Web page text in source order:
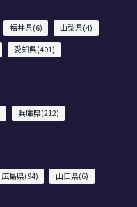
福井県(6)
山梨県(4)
愛知県(401)
兵庫県(212)
広島県(94) 山口県(6)